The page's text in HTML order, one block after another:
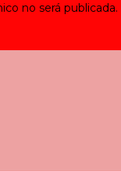
no será publicada.